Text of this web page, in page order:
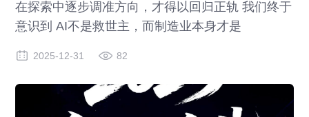
在探索中逐步调准方向，才得以回归正轨 我们终于
意识到 AI不是救世主，而制造业本身才是
2025-12-31 82